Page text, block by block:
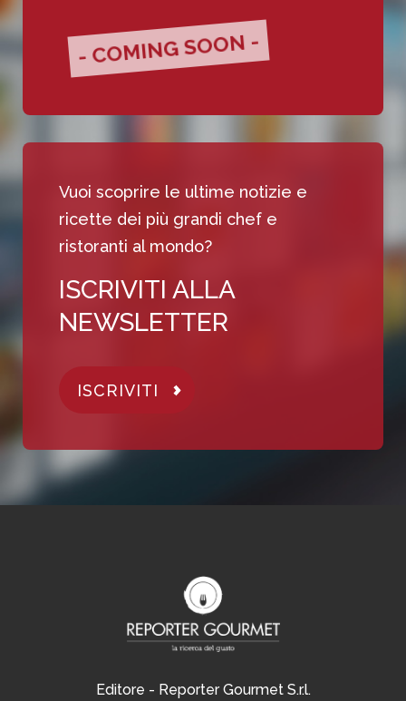
- COMING SOON -
Vuoi scoprire le ultime notizie e
ricette dei più grandi chef e
ristoranti al mondo?
ISCRIVITI ALLA
NEWSLETTER
ISCRIVITI
Editore - Reporter Gourmet S.r.l.